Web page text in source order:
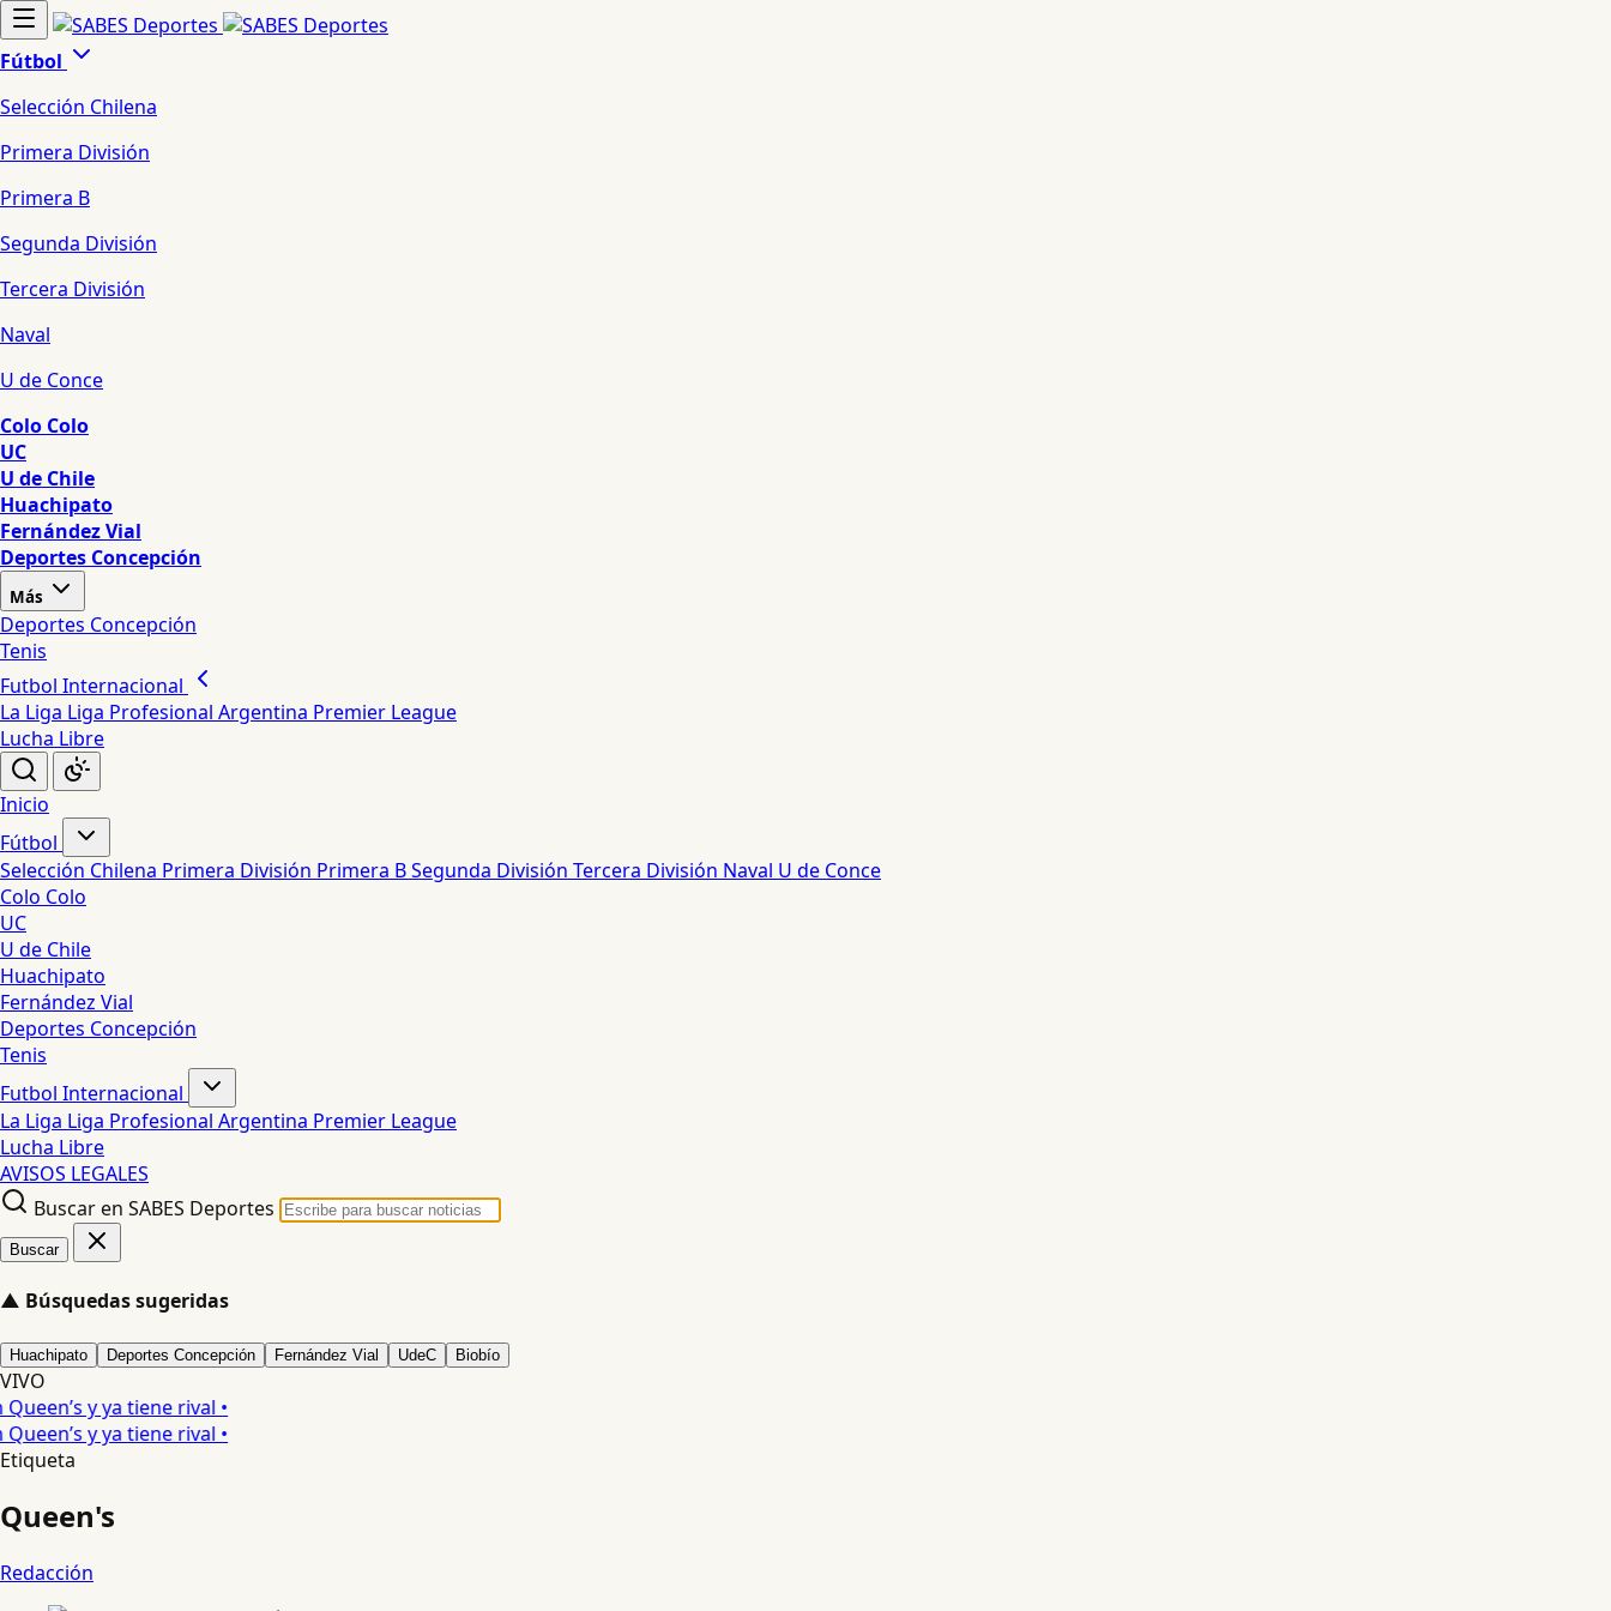
Fútbol
Selección Chilena
Primera División
Primera B
Segunda División
Tercera División
Naval
U de Conce
Colo Colo
UC
U de Chile
Huachipato
Fernández Vial
Deportes Concepción
Más
Deportes Concepción
Tenis
Futbol Internacional
La Liga Liga Profesional Argentina Premier League
Lucha Libre
Inicio
Fútbol
Selección Chilena Primera División Primera BSegunda División Tercera División Naval U de Conce
Colo Colo
UC
U de Chile
Huachipato
Fernández Vial
Deportes Concepción
Tenis
Futbol Internacional
La Liga Liga Profesional Argentina Premier League
Lucha Libre
AVISOS LEGALES
Buscar en SABES Deportes
Buscar
▲ Búsquedas sugeridas
Huachipato Deportes Concepción Fernández Vial UdeC Biobío
VIVO
y ya tiene rival •
y ya tiene rival •
Etiqueta
Queen's
Redacción